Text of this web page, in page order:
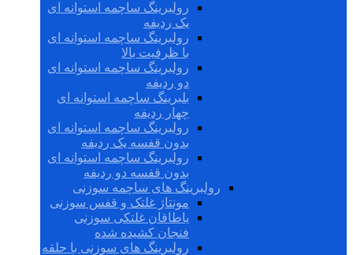
رولبرینگ ساچمه استوانه ای
یک ردیفه
رولبرینگ ساچمه استوانه ای
با ظرفیت بالا
رولبرینگ ساچمه استوانه ای
دو ردیفه
بلبرینگ ساچمه استوانه ای
چهار ردیفه
رولبرینگ ساچمه استوانه ای
بدون قفسه یک ردیفه
رولبرینگ ساچمه استوانه ای
بدون قفسه دو ردیفه
رولبرینگ های ساچمه سوزنی
مونتاژ غلتک و قفس سوزنی
یاطاقان غلتکی سوزنی
فنجان کشیده شده
رولبرینگ های سوزنی با حلقه